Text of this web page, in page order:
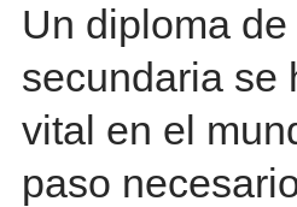
Un diploma
secundaria se
vital en el
paso